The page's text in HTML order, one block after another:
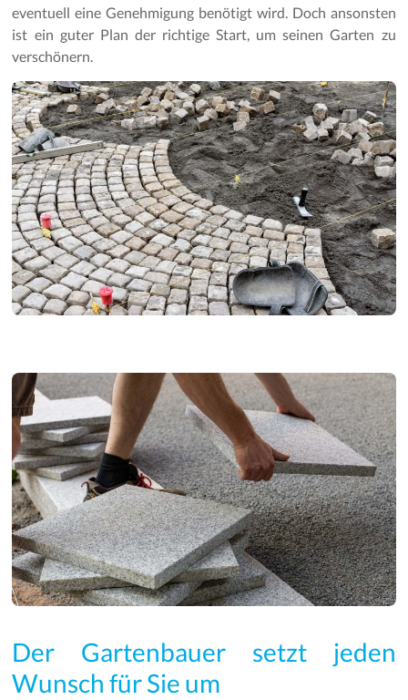
eventuell eine Genehmigung benötigt wird. Doch ansonsten
ist ein guter Plan der richtige Start, um seinen Garten zu
verschönern.
Der Gartenbauer setzt jeden
Wunsch für Sie um